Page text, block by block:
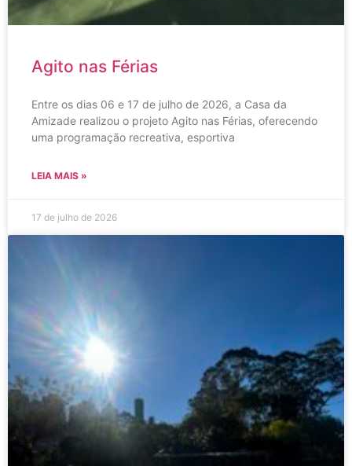
Agito nas Férias
Entre os dias 06 e 17 de julho de 2026, a Casa da
Amizade realizou o projeto Agito nas Férias, oferecendo
uma programação recreativa, esportiva
LEIA MAIS »
17 de julho de 2026